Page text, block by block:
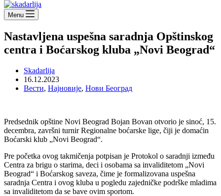
Menu
Nastavljena uspešna saradnja Opštinskog
centra i Boćarskog kluba „Novi Beograd“
Skadarlija
16.12.2023
Вести, Најновије, Нови Београд
Predsednik opštine Novi Beograd Bojan Bovan otvorio je sinoć, 15.
decembra, završni turnir Regionalne boćarske lige, čiji je domaćin
Boćarski klub „Novi Beograd“.
Pre početka ovog takmičenja potpisan je Protokol o saradnji između
Centra za brigu o starima, deci i osobama sa invaliditetom „Novi
Beograd“ i Boćarskog saveza, čime je formalizovana uspešna
saradnja Centra i ovog kluba u pogledu zajedničke podrške mladima
sa invaliditetom da se bave ovim sportom.